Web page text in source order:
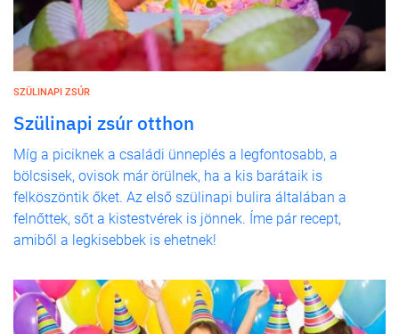
SZÜLINAPI ZSÚR
Szülinapi zsúr otthon
Míg a piciknek a családi ünneplés a legfontosabb, a
bölcsisek, ovisok már örülnek, ha a kis barátaik is
felköszöntik őket. Az első szülinapi bulira általában a
felnőttek, sőt a kistestvérek is jönnek. Íme pár recept,
amiből a legkisebbek is ehetnek!